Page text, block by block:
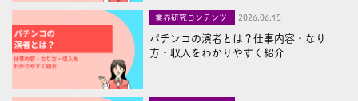
業界研究コンテンツ 2026,06,15
パチンコの演者とは？仕事内容・なり
方・収入をわかりやすく紹介